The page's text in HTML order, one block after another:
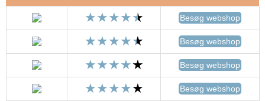
Besøg webshop
Besøg webshop
Besøg webshop
Besøg webshop